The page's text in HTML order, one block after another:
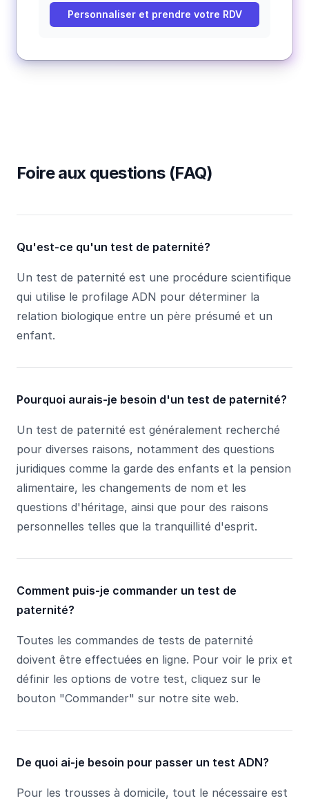
Personnaliser et prendre votre RDV
Foire aux questions (FAQ)
Qu'est-ce qu'un test de paternité?
Un test de paternité est une procédure scientifique
qui utilise le profilage ADN pour déterminer la
relation biologique entre un père présumé et un
enfant.
Pourquoi aurais-je besoin d'un test de paternité?
Un test de paternité est généralement recherché
pour diverses raisons, notamment des questions
juridiques comme la garde des enfants et la pension
alimentaire, les changements de nom et les
questions d'héritage, ainsi que pour des raisons
personnelles telles que la tranquillité d'esprit.
Comment puis-je commander un test de
paternité?
Toutes les commandes de tests de paternité
doivent être effectuées en ligne. Pour voir le prix et
définir les options de votre test, cliquez sur le
bouton "Commander" sur notre site web.
De quoi ai-je besoin pour passer un test ADN?
Pour les trousses à domicile, tout le nécessaire est